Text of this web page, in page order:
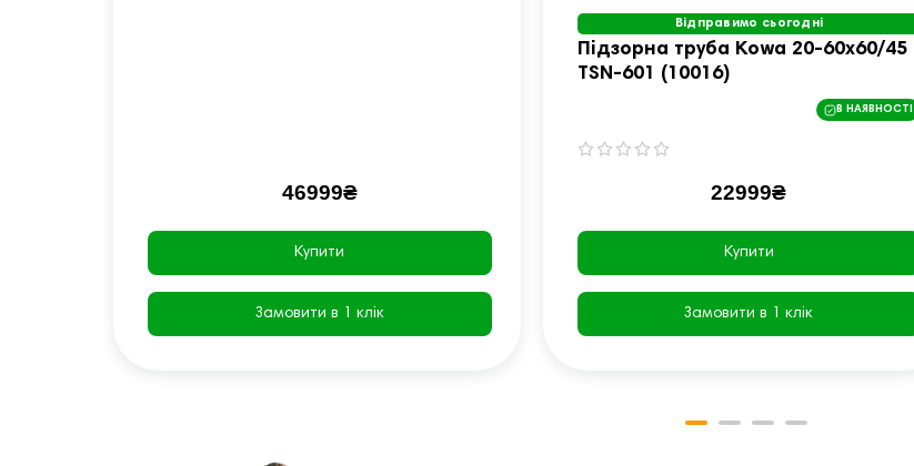
46999₴
Купити
Замовити в 1 клік
Відправимо сьогодні
Підзорна труба Kowa 20-60x60/45
TSN-601 (10016)
В НАЯВНОСТІ
22999₴
Купити
Замовити в 1 клік